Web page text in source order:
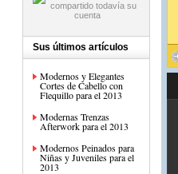
Sus últimos artículos
Modernos y Elegantes
Cortes de Cabello con
Flequillo para el 2013
Modernas Trenzas
Afterwork para el 2013
Modernos Peinados para
Niñas y Juveniles para el
2013